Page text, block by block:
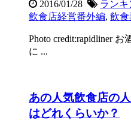
2016/01/28 ランキ
飲食店経営番外編, 飲食
Photo credit:rapidliner
に ...
あの人気飲食店の
はどれくらいか？